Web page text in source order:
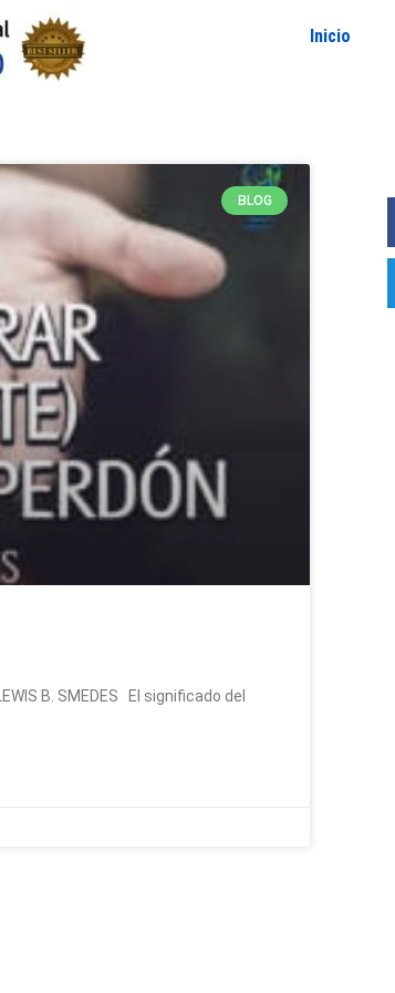
Inicio
BLOG
B. SMEDES El significado del